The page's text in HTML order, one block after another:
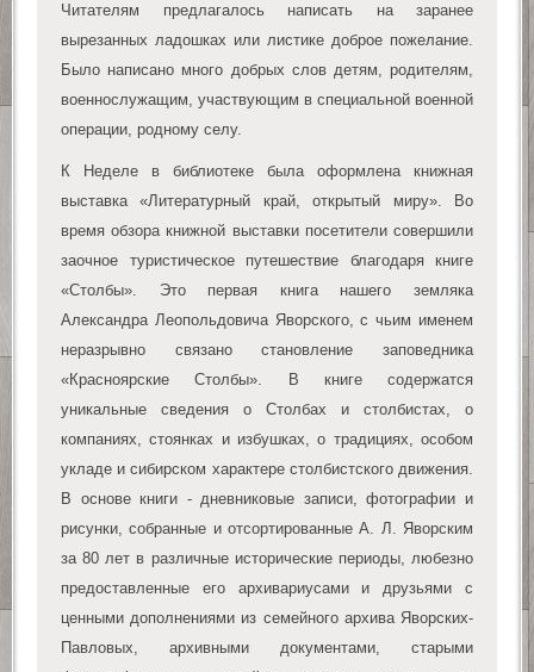
Читателям предлагалось написать на заранее
вырезанных ладошках или листике доброе пожелание.
Было написано много добрых слов детям, родителям,
военнослужащим, участвующим в специальной военной
операции, родному селу.
К Неделе в библиотеке была оформлена книжная
выставка «Литературный край, открытый миру». Во
время обзора книжной выставки посетители совершили
заочное туристическое путешествие благодаря книге
«Столбы». Это первая книга нашего земляка
Александра Леопольдовича Яворского, с чьим именем
неразрывно связано становление заповедника
«Красноярские Столбы». В книге содержатся
уникальные сведения о Столбах и столбистах, о
компаниях, стоянках и избушках, о традициях, особом
укладе и сибирском характере столбистского движения.
В основе книги - дневниковые записи, фотографии и
рисунки, собранные и отсортированные А. Л. Яворским
за 80 лет в различные исторические периоды, любезно
предоставленные его архивариусами и друзьями с
ценными дополнениями из семейного архива Яворских-
Павловых, архивными документами, старыми